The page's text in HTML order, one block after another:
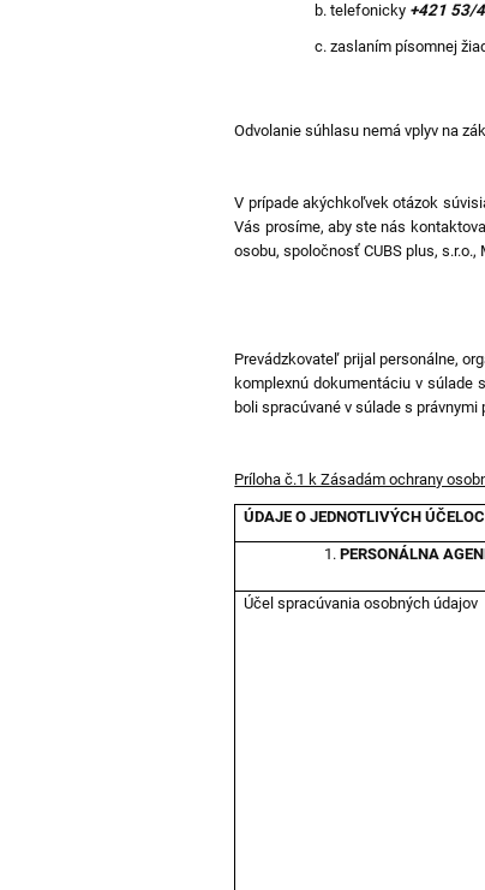
telefonicky +421 53/
zaslaním písomnej
Odvolanie súhlasu nemá vplyv na
V prípade akýchkoľvek otázok
Vás prosíme, aby ste nás
osobu, spoločnosť CUBS plus,
Prevádzkovateľ prijal personálne,
komplexnú dokumentáciu v súlade
boli spracúvané v súlade s
Príloha č.1 k Zásadám ochrany
ÚDAJE O JEDNOTLIVÝCH
PERSONÁLNA
Účel spracúvania osobných údajov